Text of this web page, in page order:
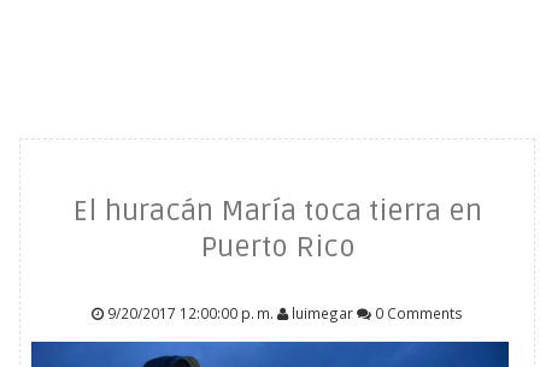
El huracán María toca tierra en
Puerto Rico
9/20/2017 12:00:00 p. m. luimegar 0 Comments